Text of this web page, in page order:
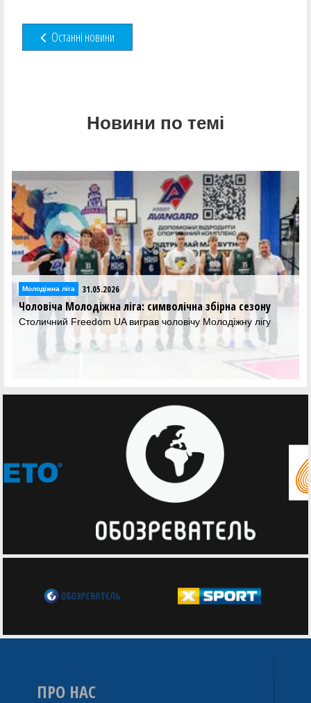
Останні новини
Новини по темі
Молодіжна ліга 31.05.2026
Чоловіча Молодіжна ліга: символічна збірна сезону
Столичний Freedom UA виграв чоловічу Молодіжну лігу
ПРО НАС